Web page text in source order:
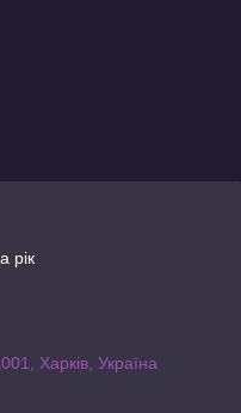
рік
Харків, Україна